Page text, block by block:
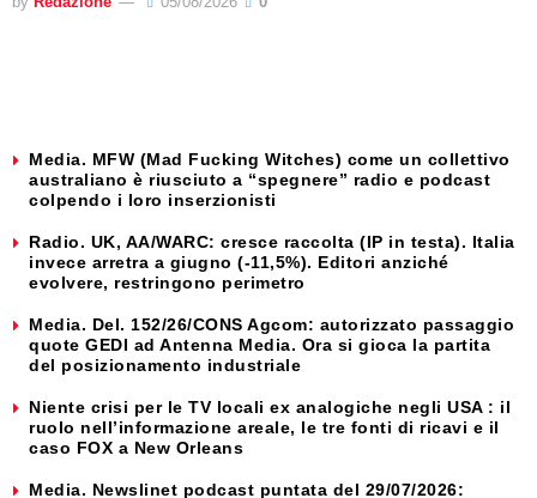
Media. MFW (Mad Fucking Witches) come un collettivo
australiano è riusciuto a “spegnere” radio e podcast
colpendo i loro inserzionisti
Radio. UK, AA/WARC: cresce raccolta (IP in testa). Italia
invece arretra a giugno (-11,5%). Editori anziché
evolvere, restringono perimetro
Media. Del. 152/26/CONS Agcom: autorizzato passaggio
quote GEDI ad Antenna Media. Ora si gioca la partita
del posizionamento industriale
Niente crisi per le TV locali ex analogiche negli USA : il
ruolo nell’informazione areale, le tre fonti di ricavi e il
caso FOX a New Orleans
Media. Newslinet podcast puntata del 29/07/2026: